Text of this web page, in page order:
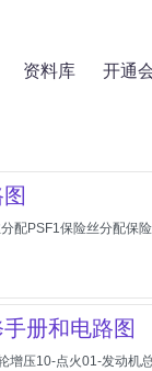
资料库 开通
配PSF1保险丝分配保
册和电路图
增压10-点火01-发动机